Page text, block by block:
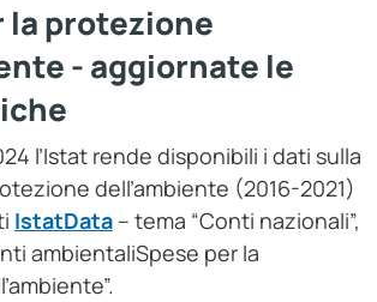
la protezione
- aggiornate le
l’Istat rende disponibili i dati sulla
dell’ambiente (2016-2021)
IstatData – tema “Conti nazionali”,
ambientaliSpese per la